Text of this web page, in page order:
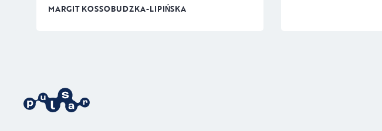
MARGIT KOSSOBUDZKA-LIPIŃSKA